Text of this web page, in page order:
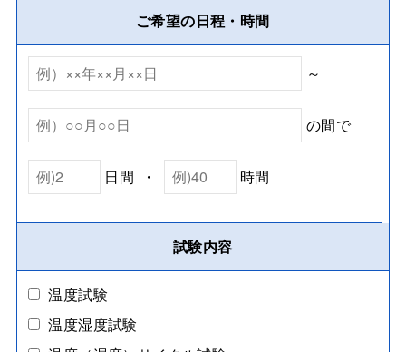
ご希望の日程・時間
～
の間で
日間 ・ 時間
試験内容
温度試験
温度湿度試験